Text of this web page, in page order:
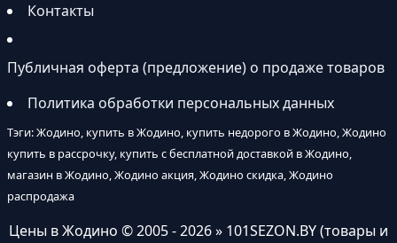
Контакты
Публичная оферта (предложение) о продаже товаров
Политика обработки персональных данных
Тэги: Жодино, купить в Жодино, купить недорого в Жодино, Жодино
купить в рассрочку, купить с бесплатной доставкой в Жодино,
магазин в Жодино, Жодино акция, Жодино скидка, Жодино
распродажа
Цены в Жодино © 2005 - 2026 » 101SEZON.BY (товары и